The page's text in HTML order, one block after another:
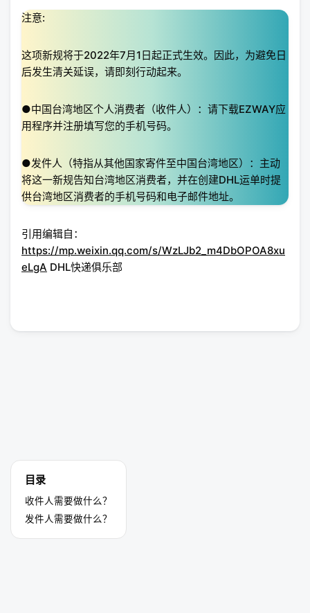
注意:
这项新规将于2022年7月1日起正式生效。因此，为避免日
后发生清关延误，请即刻行动起来。
●中国台湾地区个人消费者（收件人）：请下载EZWAY应
用程序并注册填写您的手机号码。
●发件人（特指从其他国家寄件至中国台湾地区）：主动
将这一新规告知台湾地区消费者，并在创建DHL运单时提
供台湾地区消费者的手机号码和电子邮件地址。
引用编辑自：
https://mp.weixin.qq.com/s/WzLJb2_m4DbOPOA8xu
eLgA DHL快递俱乐部
目录
收件人需要做什么？
发件人需要做什么？